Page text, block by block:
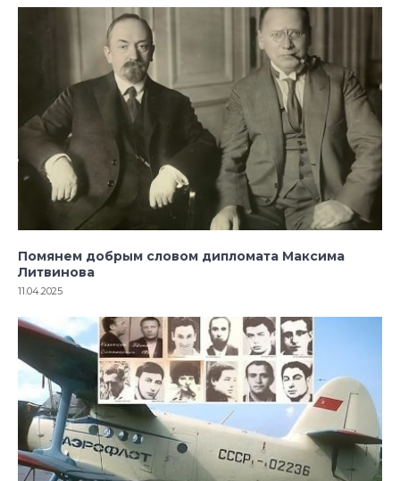
Помянем добрым словом дипломата Максима
Литвинова
11.04.2025